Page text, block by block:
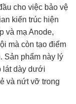
cho việc bảo vệ
kiến trúc hiện
và mạ Anode,
mà còn tạo điểm
Sản phẩm này lý
lát dày dưới
và nứt vỡ trong